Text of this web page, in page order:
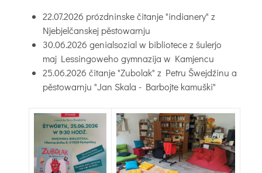
22.07.2026 prózdninske čitanje "indianery" z
Njebjelčanskej pěstowarnju
30.06.2026 genialsozial w bibliotece z šulerjo
maj Lessingoweho gymnazija w Kamjencu
25.06.2026 čitanje "Zubolak" z Petru Šwejdźinu a
pěstowarnju "Jan Skala - Barbojte kamuški"